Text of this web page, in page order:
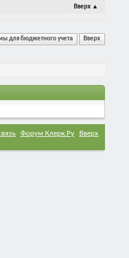
Вверх ▲
для бюджетного учета Вверх
Форум Клерк.Ру Вверх